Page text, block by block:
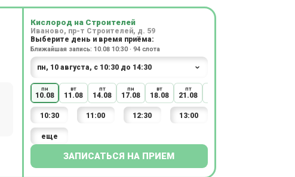
Кислород на Строителей
Иваново, пр-т Строителей, д. 59
Выберите день и время приёма:
Ближайшая запись: 10.08 10:30 · 94 слота
пн
10.08
вт
11.08
пт
14.08
пн
17.08
вт
18.08
пт
21.08
10:30 11:00 12:30 13:00
еще
ЗАПИСАТЬСЯ НА ПРИЕМ